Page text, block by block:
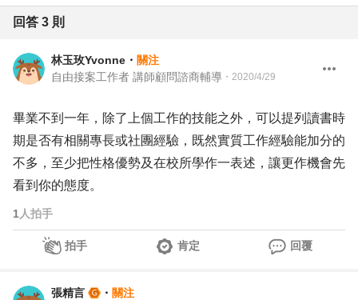
回答 3 則
林玉玫Yvonne ・ 關注
自由接案工作者 講師顧問諮商輔導 ・ 2020/4/29
畢業不到一年，除了上個工作的技能之外，可以提列讀書時
期是否有相關專長或社團經驗，既然實質工作經驗能加分的
不多，至少把性格優勢及在校所學作一表述，讓更作機會先
看到你的態度。
1 人拍手
拍手 肯定 回覆
張精言 ・ 關注